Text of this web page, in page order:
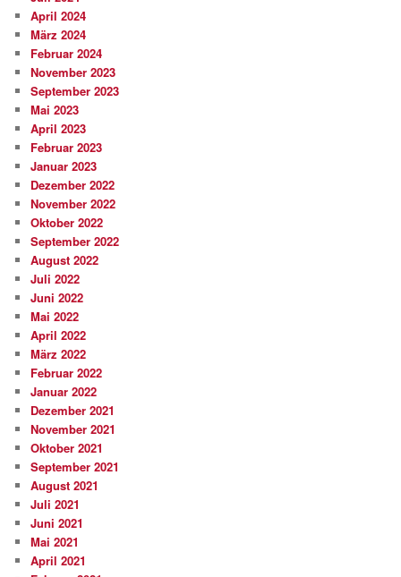
April 2024
März 2024
Februar 2024
November 2023
September 2023
Mai 2023
April 2023
Februar 2023
Januar 2023
Dezember 2022
November 2022
Oktober 2022
September 2022
August 2022
Juli 2022
Juni 2022
Mai 2022
April 2022
März 2022
Februar 2022
Januar 2022
Dezember 2021
November 2021
Oktober 2021
September 2021
August 2021
Juli 2021
Juni 2021
Mai 2021
April 2021